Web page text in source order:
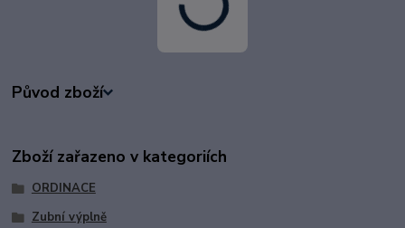
Původ zboží
Zboží zařazeno v kategoriích
ORDINACE
Zubní výplně